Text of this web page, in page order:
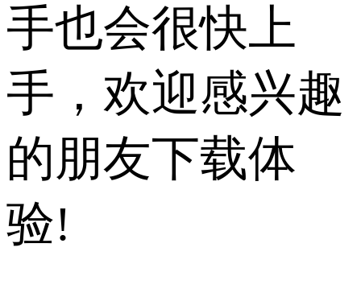
手也会很快上
手，欢迎感兴趣
的朋友下载体
验!